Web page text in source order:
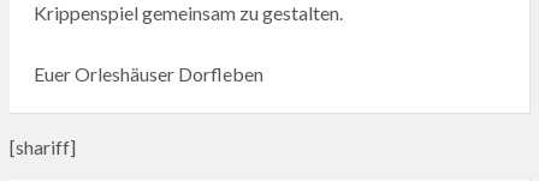
Krippenspiel gemeinsam zu gestalten.
Euer Orleshäuser Dorfleben
[shariff]